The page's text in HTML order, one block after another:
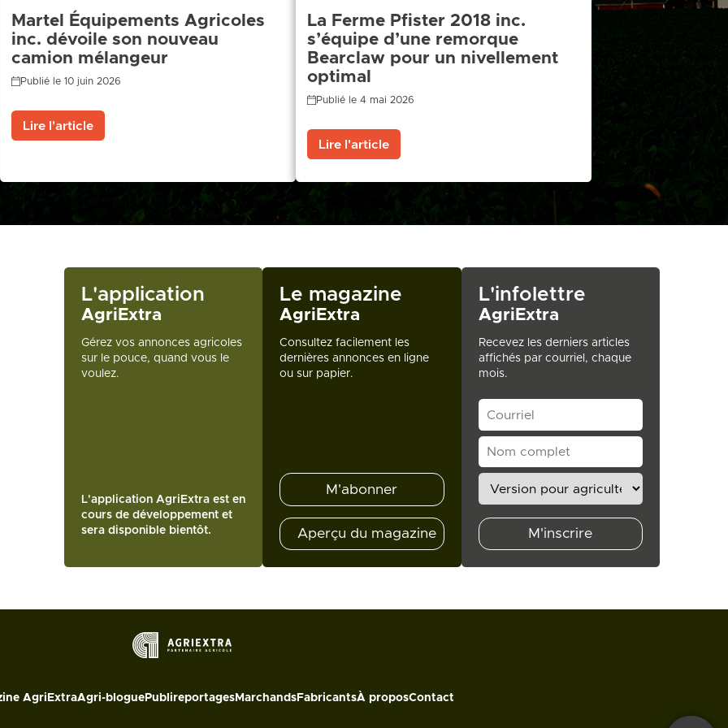
Martel Équipements Agricoles
inc. dévoile son nouveau
camion mélangeur
Publié le 10 juin 2026
Lire l'article
La Ferme Pfister 2018 inc.
s’équipe d’une remorque
Bearclaw pour un nivellement
optimal
Publié le 4 mai 2026
Lire l'article
L'application
AgriExtra
Gérez vos annonces agricoles
sur le pouce, quand vous le
voulez.
L'application AgriExtra est en
cours de développement et
sera disponible bientôt.
Le magazine
AgriExtra
Consultez facilement les
dernières annonces en ligne
ou sur papier.
M'abonner
Aperçu du magazine
L'infolettre
AgriExtra
Recevez les derniers articles
affichés par courriel, chaque
mois.
M'inscrire
AgriExtraAgri-blogue Publireportages Marchands FabricantsÀ proposContact